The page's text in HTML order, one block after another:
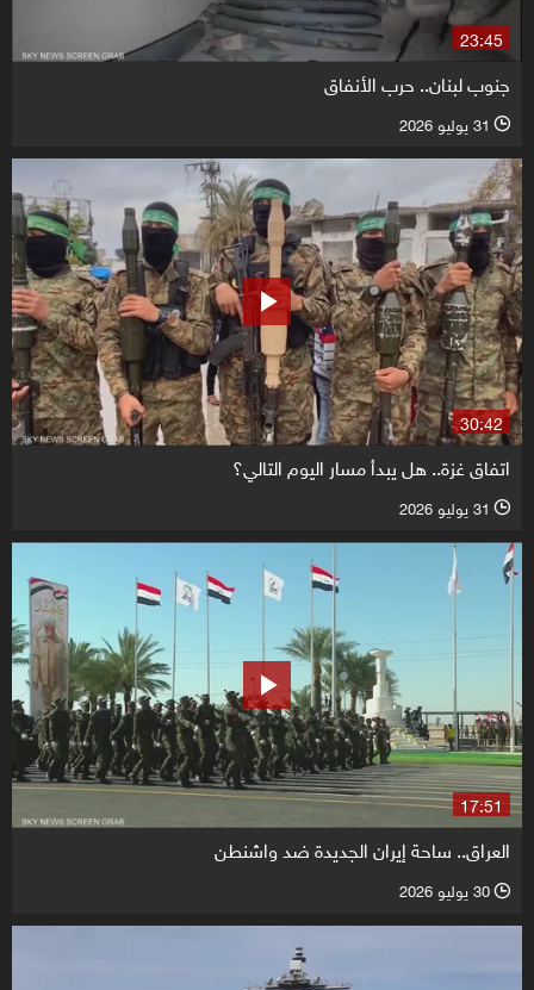
23:45
جنوب لبنان.. حرب الأنفاق
l 31 يوليو 2026
30:42
اتفاق غزة.. هل يبدأ مسار اليوم التالي؟
l 31 يوليو 2026
17:51
العراق.. ساحة إيران الجديدة ضد واشنطن
l 30 يوليو 2026